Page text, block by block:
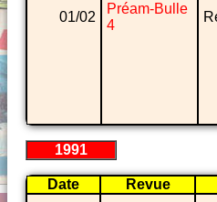
01/02
Préam-Bulle
4
1991
Date Revue